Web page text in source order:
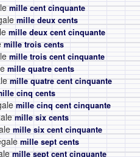
mille cent cinquante
mille deux cents
mille deux cent cinquante
mille trois cents
mille trois cent cinquante
mille quatre cents
mille quatre cent cinquante
cinq cents
mille cinq cent cinquante
mille six cents
mille six cent cinquante
mille sept cents
mille sept cent cinquante